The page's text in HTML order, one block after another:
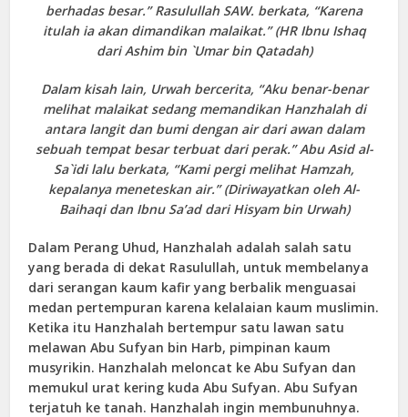
berhadas besar.” Rasulullah SAW. berkata, “Karena
itulah ia akan dimandikan malaikat.” (HR Ibnu Ishaq
dari Ashim bin `Umar bin Qatadah)
Dalam kisah lain, Urwah bercerita, “Aku benar-benar
melihat malaikat sedang memandikan Hanzhalah di
antara langit dan bumi dengan air dari awan dalam
sebuah tempat besar terbuat dari perak.” Abu Asid al-
Sa`idi lalu berkata, “Kami pergi melihat Hamzah,
kepalanya meneteskan air.” (Diriwayatkan oleh Al-
Baihaqi dan Ibnu Sa’ad dari Hisyam bin Urwah)
Dalam Perang Uhud, Hanzhalah adalah salah satu
yang berada di dekat Rasulullah, untuk membelanya
dari serangan kaum kafir yang berbalik menguasai
medan pertempuran karena kelalaian kaum muslimin.
Ketika itu Hanzhalah bertempur satu lawan satu
melawan Abu Sufyan bin Harb, pimpinan kaum
musyrikin. Hanzhalah meloncat ke Abu Sufyan dan
memukul urat kering kuda Abu Sufyan. Abu Sufyan
terjatuh ke tanah. Hanzhalah ingin membunuhnya.